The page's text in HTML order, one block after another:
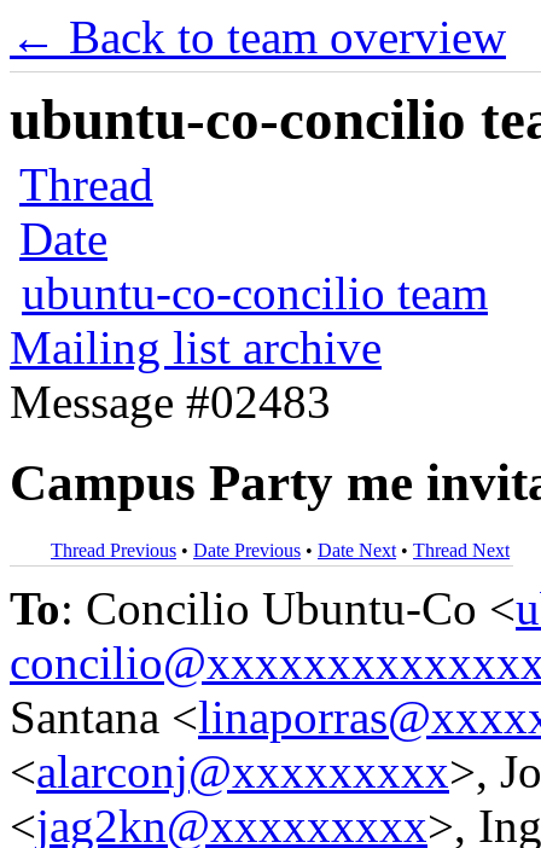
← Back to team overview
ubuntu-co-concilio
Thread
Date
ubuntu-co-concilio team
Mailing list archive
Message #02483
Campus Party me
Thread Previous • Date Previous • Date Next • Thread Next
To: Concilio Ubuntu-Co <
Santana <
<alarconj@xxxxxxxxx>,
<jag2kn@xxxxxxxxx>,